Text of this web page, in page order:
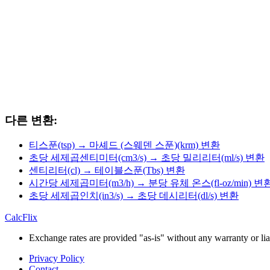
다른 변환:
티스푼(tsp) → 마셰드 (스웨덴 스푼)(krm) 변환
초당 세제곱센티미터(cm3/s) → 초당 밀리리터(ml/s) 변환
센티리터(cl) → 테이블스푼(Tbs) 변환
시간당 세제곱미터(m3/h) → 분당 유체 온스(fl-oz/min) 변
초당 세제곱인치(in3/s) → 초당 데시리터(dl/s) 변환
CalcFlix
Exchange rates are provided "as-is" without any warranty or
Privacy Policy